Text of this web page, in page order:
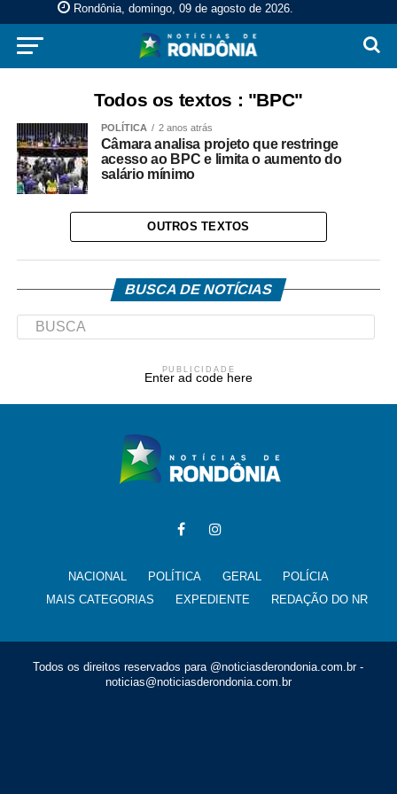
Rondônia, domingo, 09 de agosto de 2026.
Todos os textos : "BPC"
POLÍTICA 2 anos atrás
Câmara analisa projeto que restringe
acesso ao BPC e limita o aumento do
salário mínimo
OUTROS TEXTOS
BUSCA DE NOTÍCIAS
PUBLICIDADE
Enter ad code here
NACIONAL POLÍTICA GERAL
POLÍCIA
MAIS CATEGORIAS
EXPEDIENTE REDAÇÃO DO NR
Todos os direitos reservados para @noticiasderondonia.com.br -
noticias@noticiasderondonia.com.br